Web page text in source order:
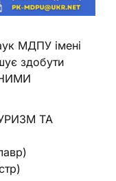
МДПУ імені
здобути
ТА